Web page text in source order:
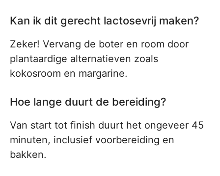
Kan ik dit gerecht lactosevrij maken?
Zeker! Vervang de boter en room door
plantaardige alternatieven zoals
kokosroom en margarine.
Hoe lange duurt de bereiding?
Van start tot finish duurt het ongeveer 45
minuten, inclusief voorbereiding en
bakken.